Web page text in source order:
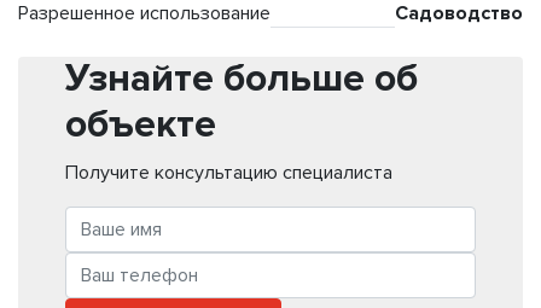
Разрешенное использование
Садоводство
Узнайте больше об
объекте
Получите консультацию специалиста